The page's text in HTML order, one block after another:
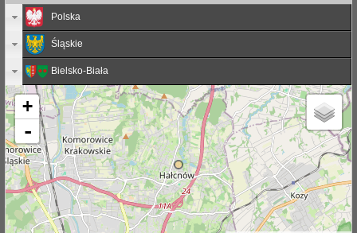
Polska
Śląskie
Bielsko-Biała
+
-